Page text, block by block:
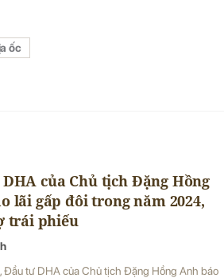
ốc
của Chủ tịch Đặng Hồng
lãi gấp đôi trong năm 2024,
trái phiếu
Đầu tư DHA của Chủ tịch Đặng Hồng Anh báo